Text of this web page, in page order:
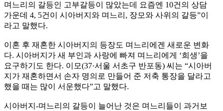
며느리의 갈등인 고부갈등이 많았는데 요즘엔 10건의 상담
가운데 4, 5건이 시아버지와 며느리, 장모와 사위의 갈등”이
라고 말했다.
이혼 후 재혼한 시아버지의 등장도 며느리에겐 새로운 변화
다. 시아버지가 새 부인과 사랑에 빠져 며느리에게 ‘희생’을
요구하기도 한다. 이모(37·서울 서초구 반포동) 씨는 “시아버
지가 재혼하면서 손자 명의로 만들어 준 저축 통장을 달라고
했을 때는 많이 서운했다”고 말했다.
시아버지-며느리의 갈등이 늘어난 것은 며느리들이 과거보